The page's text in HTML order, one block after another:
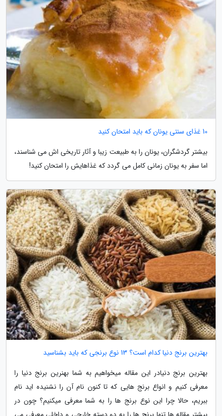
10 غذای سنتی یونان که باید امتحان کنید
بیشتر گردشگران، یونان را به طبیعت زیبا و آثار تاریخی اش می شناسند،
اما سفر به یونان زمانی کامل می گردد که غذاهایش را امتحان کنید!
بهترین برنج دنیا کدام است؟ 13 نوع برنجی که باید بشناسید
بهترین برنج دنیادر این مقاله میخواهیم به شما بهنرین برنج دنیا را
معرفی کنیم و انواع برنج هایی که تا کنون نام آن را نشنیده اید نام
ببریم، حالا چرا این نوع برنج ها را به شما معرفی میکنیم؟ چون در